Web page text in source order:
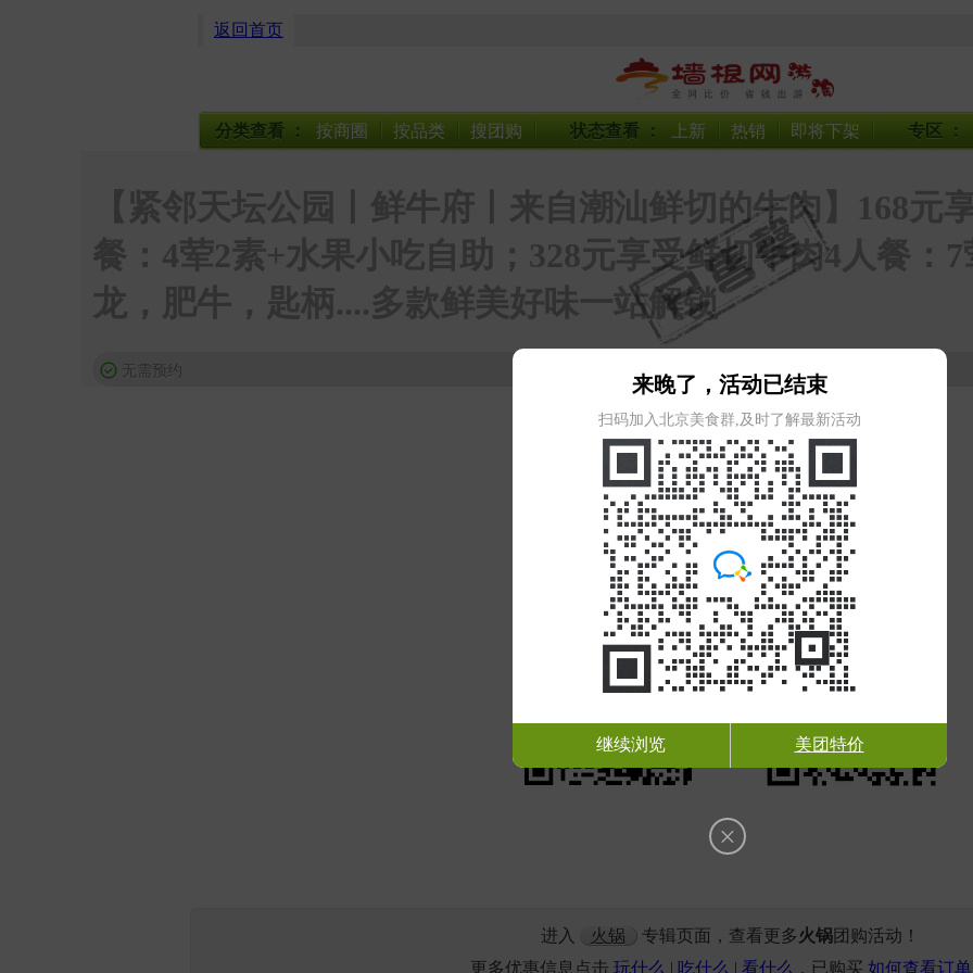
返回首页
分类查看 ： 按商圈 按品类 搜团购 状态查看 ： 上新 热销 即将下架 专区 ：
【紧邻天坛公园丨鲜牛府丨来自潮汕鲜切的牛肉】168元
餐：4荤2素+水果小吃自助；328元享受鲜切牛肉4人餐：
龙，肥牛，匙柄....多款鲜美好味一站解锁
无需预约
微信扫描下方二维码查看团购详情
微信扫一扫
获取特惠团购入口
关注公众号
获取最新团购信息
进入 火锅 专辑页面，查看更多 火锅团购活动！
更多优惠信息点击 玩什么 | 吃什么 | 看什么 ，已购买 如何查看订
×
来晚了，活动已结束
扫码加入北京美食群,及时了解最新活动
继续浏览 美团特价